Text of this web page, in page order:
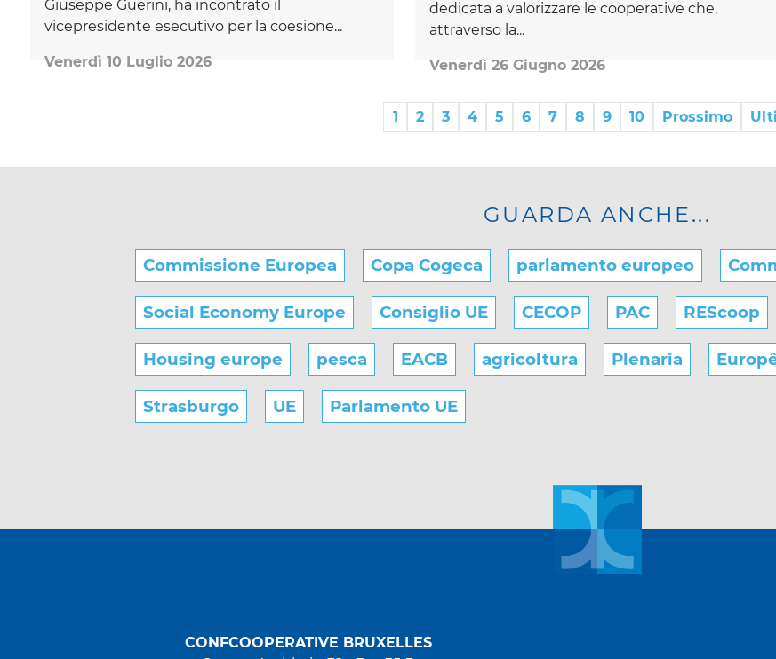
Giuseppe Guerini, ha incontrato il
vicepresidente esecutivo per la coesione...
Venerdì 10 Luglio 2026
dedicata a valorizzare le cooperative che,
attraverso la...
Venerdì 26 Giugno 2026
1 2 3 4 5 6 7 8 9 10 Prossimo
GUARDA ANCHE...
Commissione Europea Copa Cogeca parlamento europeo
Social Economy Europe Consiglio UE CECOP PAC REScoop
Housing europe pesca EACB agricoltura Plenaria
Strasburgo UE Parlamento UE
CONFCOOPERATIVE BRUXELLES